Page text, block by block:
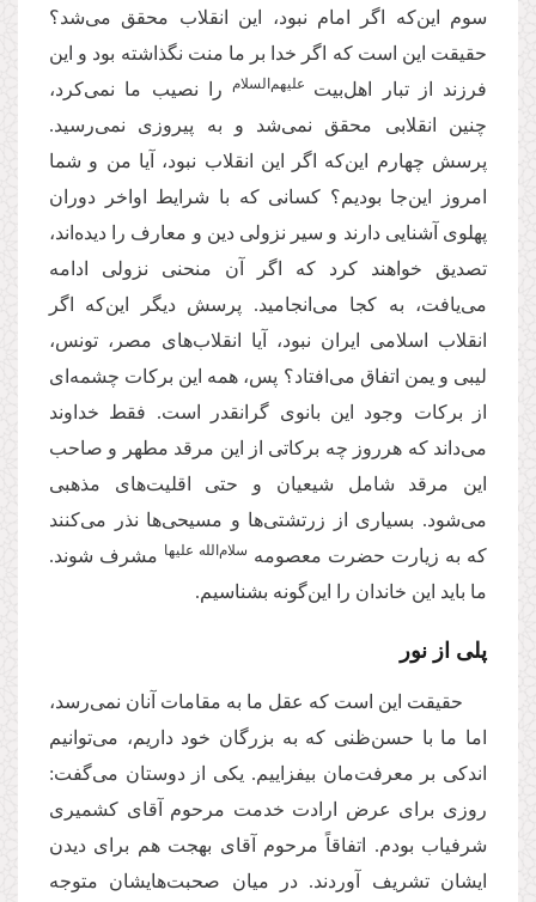
سوم این‌که اگر امام نبود، این انقلاب محقق می‌شد؟
حقیقت این است که اگر خدا بر ما منت نگذاشته بود و این
فرزند از تبار اهل‌بیت علیهم‌السلام
را نصیب ما نمی‌کرد،
چنین انقلابی محقق نمی‌شد و به پیروزی نمی‌رسید.
پرسش چهارم این‌که اگر این انقلاب نبود، آیا من و شما
امروز این‌جا بودیم؟ کسانی که با شرایط اواخر دوران
پهلوی آشنایی دارند و سیر نزولی دین و معارف را دیده‌اند،
تصدیق خواهند کرد که اگر آن منحنی نزولی ادامه
می‌یافت، به کجا می‌انجامید. پرسش دیگر این‌که اگر
انقلاب اسلامی ایران نبود، آیا انقلاب‌های مصر، تونس،
لیبی و یمن اتفاق می‌افتاد؟ پس، همه این برکات چشمه‌ای
از برکات وجود این بانوی گرانقدر است. فقط خداوند
می‌داند که هرروز چه برکاتی از این مرقد مطهر و صاحب
این مرقد شامل شیعیان و حتی اقلیت‌های مذهبی
می‌شود. بسیاری از زرتشتی‌ها و مسیحی‌ها نذر می‌کنند
که به زیارت حضرت معصومه ‌سلام‌الله علیها مشرف شوند.
ما باید این خاندان را این‌گونه بشناسیم.
پلی از نور
حقیقت این است که عقل ما به مقامات آنان نمی‌رسد،
اما ما با حسن‌ظنی که به بزرگان خود داریم، می‌توانیم
اندکی بر معرفت‌مان بیفزاییم. یکی از دوستان می‌گفت:
روزی برای عرض ارادت خدمت مرحوم آقای کشمیری
شرفیاب بودم. اتفاقاً مرحوم آقای بهجت هم برای دیدن
ایشان تشریف آوردند. در میان صحبت‌هایشان متوجه